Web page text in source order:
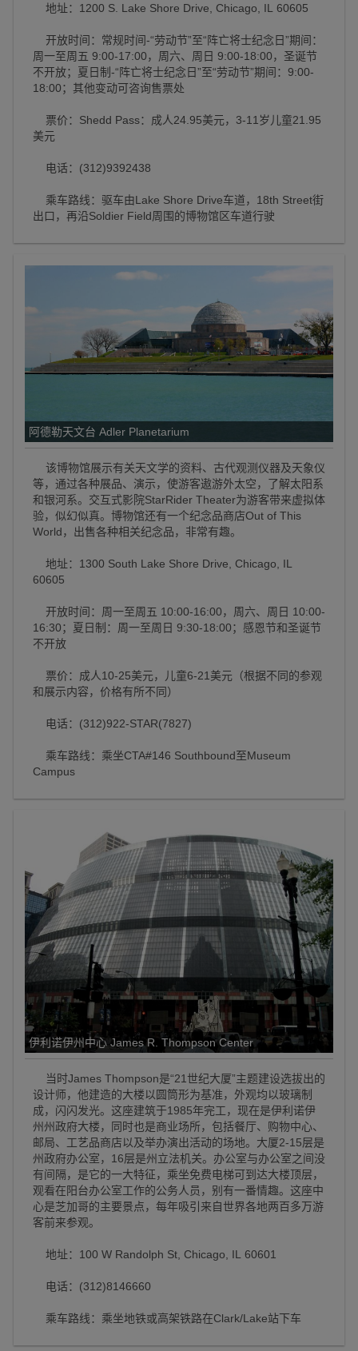
地址：1200 S. Lake Shore Drive, Chicago, IL 60605
开放时间：常规时间-“劳动节”至“阵亡将士纪念日”期间：
周一至周五 9:00-17:00，周六、周日 9:00-18:00，圣诞节
不开放；夏日制-“阵亡将士纪念日”至“劳动节”期间：9:00-
18:00；其他变动可咨询售票处
票价：Shedd Pass：成人24.95美元，3-11岁儿童21.95
美元
电话：(312)9392438
乘车路线：驱车由Lake Shore Drive车道，18th Street街
出口，再沿Soldier Field周围的博物馆区车道行驶
阿德勒天文台 Adler Planetarium
该博物馆展示有关天文学的资料、古代观测仪器及天象仪
等，通过各种展品、演示，使游客遨游外太空，了解太阳系
和银河系。交互式影院StarRider Theater为游客带来虚拟体
验，似幻似真。博物馆还有一个纪念品商店Out of This
World，出售各种相关纪念品，非常有趣。
地址：1300 South Lake Shore Drive, Chicago, IL
60605
开放时间：周一至周五 10:00-16:00，周六、周日 10:00-
16:30；夏日制：周一至周日 9:30-18:00；感恩节和圣诞节
不开放
票价：成人10-25美元，儿童6-21美元（根据不同的参观
和展示内容，价格有所不同）
电话：(312)922-STAR(7827)
乘车路线：乘坐CTA#146 Southbound至Museum
Campus
伊利诺伊州中心 James R. Thompson Center
当时James Thompson是“21世纪大厦”主题建设选拔出的
设计师，他建造的大楼以圆筒形为基准，外观均以玻璃制
成，闪闪发光。这座建筑于1985年完工，现在是伊利诺伊
州州政府大楼，同时也是商业场所，包括餐厅、购物中心、
邮局、工艺品商店以及举办演出活动的场地。大厦2-15层是
州政府办公室，16层是州立法机关。办公室与办公室之间没
有间隔，是它的一大特征，乘坐免费电梯可到达大楼顶层，
观看在阳台办公室工作的公务人员，别有一番情趣。这座中
心是芝加哥的主要景点，每年吸引来自世界各地两百多万游
客前来参观。
地址：100 W Randolph St, Chicago, IL 60601
电话：(312)8146660
乘车路线：乘坐地铁或高架铁路在Clark/Lake站下车